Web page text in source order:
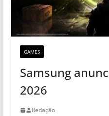
GAMES
Samsung
2026
Redação